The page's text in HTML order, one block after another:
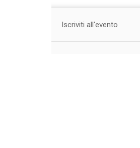
Iscriviti all'evento